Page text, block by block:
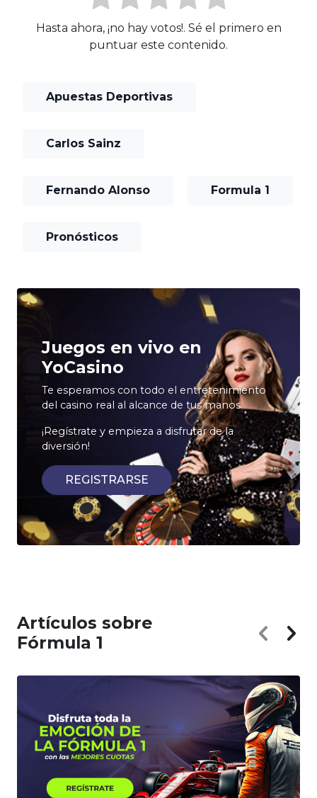
Hasta ahora, ¡no hay votos!. Sé el primero en
puntuar este contenido.
Apuestas Deportivas
Carlos Sainz
Fernando Alonso Formula 1
Pronósticos
Juegos en vivo en
YoCasino
Te esperamos con todo el entretenimiento
del casino real al alcance de tus manos.
¡Regístrate y empieza a disfrutar de la
diversión!
REGISTRARSE
Artículos sobre
Fórmula 1